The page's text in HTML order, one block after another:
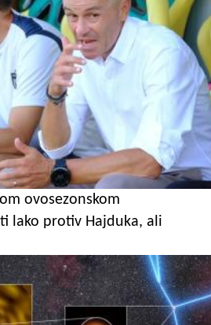
ovosezonskom
lako protiv Hajduka, ali